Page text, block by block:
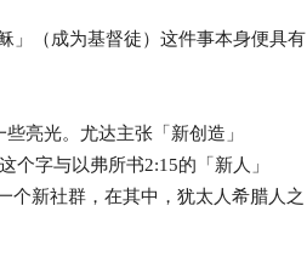
」（成为基督徒）这件事本身便具有
亮光。尤达主张「新创造」
个字与以弗所书2:15的「新人」
个新社群，在其中，犹太人希腊人之